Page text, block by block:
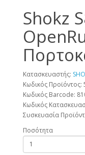
Shokz
Κατασκευαστής:
Κωδικός Προϊόντος:
Κωδικός Barcode:
Κωδικός
Συσκευασία
Ποσότητα